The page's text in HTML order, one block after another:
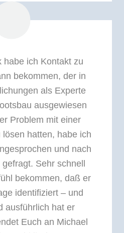
habe ich Kontakt zu
bekommen, der in
als Experte
ausgewiesen
Problem mit einer
hatten, habe ich
und nach
Sehr schnell
bekommen, daß er
identifiziert – und
ausführlich hat er
Euch an Michael